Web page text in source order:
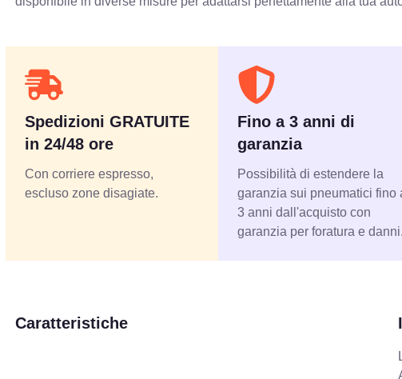
Spedizioni GRATUITE
in 24/48 ore
Con corriere espresso,
escluso zone disagiate.
Fino a 3 anni di
garanzia
Possibilità di estendere la
garanzia sui pneumatici fino
3 anni dall'acquisto con
garanzia per foratura e danni.
Caratteristiche